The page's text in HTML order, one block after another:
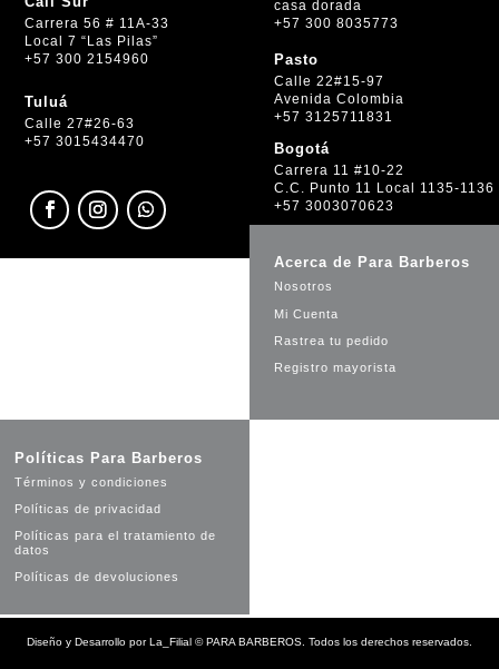
Carrera 56 # 11A-33
Local 7 “Las Pilas”
+57 300 2154960
Tuluá
Calle 27#26-63
+57 3015434470
casa dorada
+57 300 8035773
Pasto
Calle 22#15-97
Avenida Colombia
+57 3125711831
Bogotá
Carrera 11 #10-22
C.C. Punto 11 Local 1135-1136
+57 3003070623
Acerca de Para Barberos
Nosotros
Mi Cuenta
Rastrea tu pedido
Registro mayorista
Políticas Para Barberos
Términos y condiciones
Políticas de privacidad
Políticas para el tratamiento de
datos
Políticas de devoluciones
Diseño y Desarrollo porLa_Filial ©PARA BARBEROS. Todos los derechos reservados.